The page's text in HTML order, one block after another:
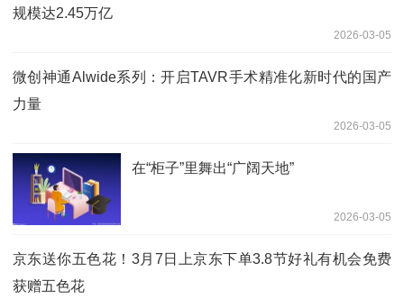
规模达2.45万亿
2026-03-05
微创神通Alwide系列：开启TAVR手术精准化新时代的国产
力量
2026-03-05
在“柜子”里舞出“广阔天地”
2026-03-05
京东送你五色花！3月7日上京东下单3.8节好礼有机会免费
获赠五色花